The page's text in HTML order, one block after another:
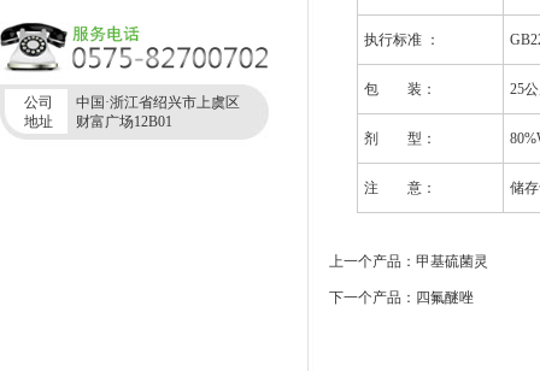
公司
地址
中国·浙江省绍兴市上虞区
财富广场12B01
执行标准 ：
包 装： 25
剂 型：
注 意： 储
上一个产品：甲基硫菌灵
下一个产品：四氟醚唑